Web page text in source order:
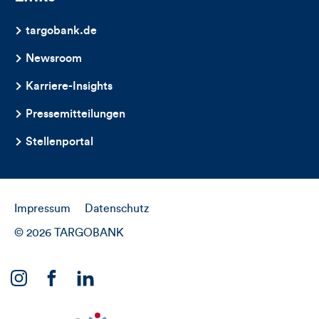
targobank.de
Newsroom
Karriere-Insights
Pressemitteilungen
Stellenportal
Impressum Datenschutz
© 2026 TARGOBANK